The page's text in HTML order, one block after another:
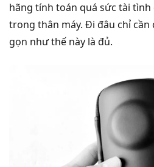
hãng tính toán quá sức tài
trong thân máy. Đi đâu chỉ
gọn như thế này là đủ.